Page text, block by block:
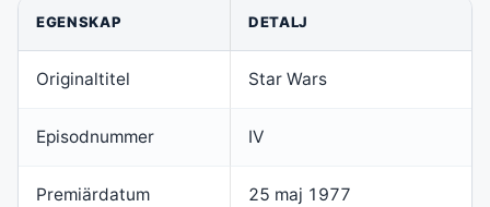
EGENSKAP DETALJ
Originaltitel Star Wars
Episodnummer IV
Premiärdatum 25 maj 1977